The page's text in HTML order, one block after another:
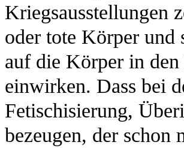
Kriegsausstellungen
oder tote Körper und
auf die Körper in den
einwirken. Dass bei
Fetischisierung,
bezeugen, der